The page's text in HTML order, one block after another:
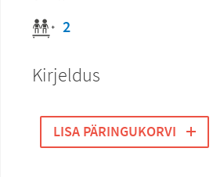
2
Kirjeldus
LISA PÄRINGUKORVI